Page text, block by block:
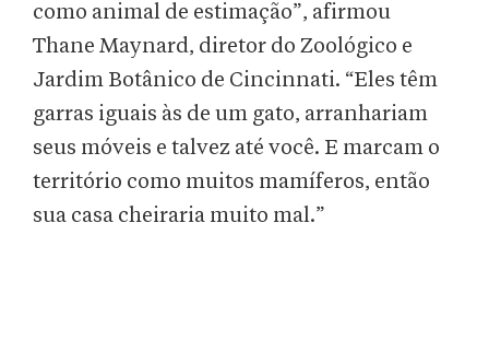
como animal de estimação”, afirmou
Thane Maynard, diretor do Zoológico e
Jardim Botânico de Cincinnati. “Eles têm
garras iguais às de um gato, arranhariam
seus móveis e talvez até você. E marcam o
território como muitos mamíferos, então
sua casa cheiraria muito mal.”